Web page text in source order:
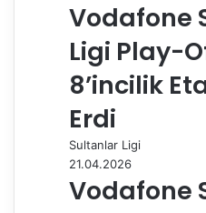
Vodafone
Ligi Play-
8’incilik
Erdi
Sultanlar Ligi
21.04.2026
Vodafone